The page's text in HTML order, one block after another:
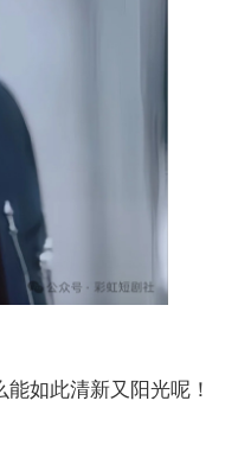
如此清新又阳光呢！